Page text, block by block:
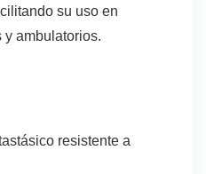
su uso en
y ambulatorios.
resistente a